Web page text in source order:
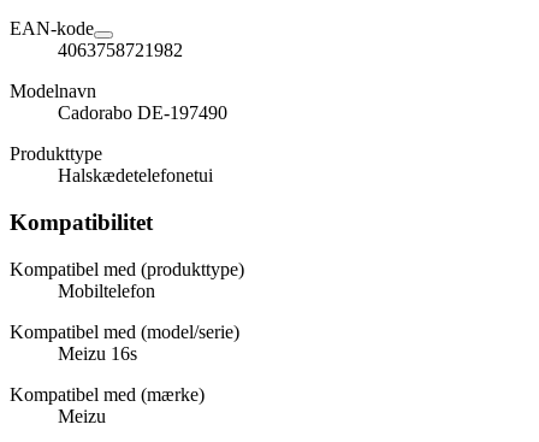
EAN-kode
4063758721982
Modelnavn
Cadorabo DE-197490
Produkttype
Halskædetelefonetui
Kompatibilitet
Kompatibel med (produkttype)
Mobiltelefon
Kompatibel med (model/serie)
Meizu 16s
Kompatibel med (mærke)
Meizu